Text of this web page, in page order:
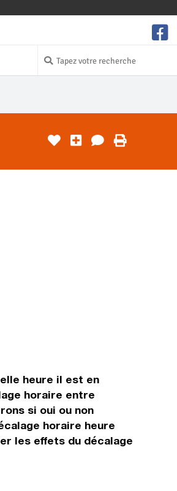
heure il est en
horaire entre
si oui ou non
horaire heure
les effets du décalage